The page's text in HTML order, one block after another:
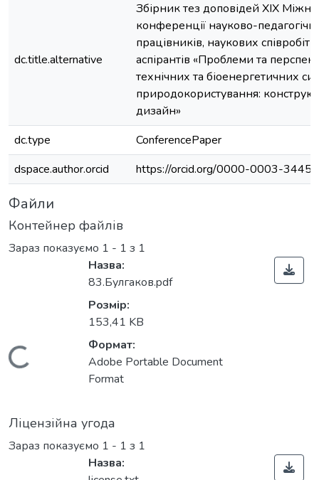
dc.title.alternative
Збірник тез доповідей XIX
конференції науково-
працівників, наукових
аспірантів «Проблеми та
технічних та біоенергетичних
природокористування:
дизайн»
dc.type
ConferencePaper
dspace.author.orcid
https://orcid.org/0000-0003-
Файли
Контейнер файлів
Зараз показуємо 1 - 1 з 1
Вантажиться...
Назва:
83.Булгаков.pdf
Розмір:
153,41 KB
Формат:
Adobe Portable Document
Format
Ліцензійна угода
Зараз показуємо 1 - 1 з 1
Назва: